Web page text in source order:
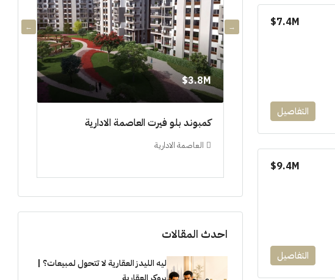
7.4M$
التفاصيل
9.4M$
التفاصيل
3.8M$
كمبوند بلو فيرت العاصمة الادارية
العاصمة الادارية
احدث المقالات
ليه الليدز العقارية لا تتحول لمبيعات؟ |